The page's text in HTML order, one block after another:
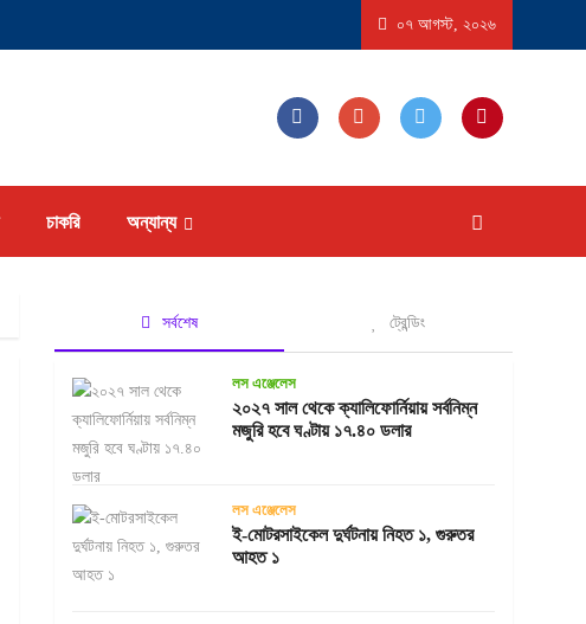
যুক্তরাষ্ট্রে ‘বিস্ফোরণধর্মী ডায়রিয়া’ সৃষ্টিকারী পরজীবীর প্রাদুর্ভাব, আক্রান্ত হতে পারেন ১৮ হাজারের বেশি
০৭ আগস্ট, ২০২৬
চাকরি অন্যান্য
সর্বশেষ ট্রেন্ডিং
লস এঞ্জেলেস
২০২৭ সাল থেকে ক্যালিফোর্নিয়ায় সর্বনিম্ন
মজুরি হবে ঘণ্টায় ১৭.৪০ ডলার
লস এঞ্জেলেস
ই-মোটরসাইকেল দুর্ঘটনায় নিহত ১, গুরুতর
আহত ১